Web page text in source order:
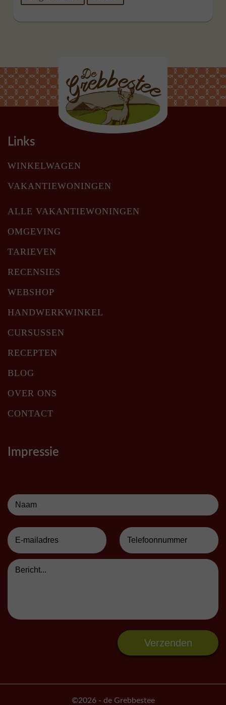
Links
WINKELWAGEN
VAKANTIEWONINGEN
ALLE VAKANTIEWONINGEN
OMGEVING
TARIEVEN
RECENSIES
WEBSHOP
HANDWERKWINKEL
CURSUSSEN
RECEPTEN
BLOG
OVER ONS
CONTACT
Impressie
©2026- de Grebbestee